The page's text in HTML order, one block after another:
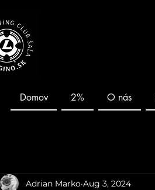
Domov 2% O nás
Adrian Marko Aug 3, 2024